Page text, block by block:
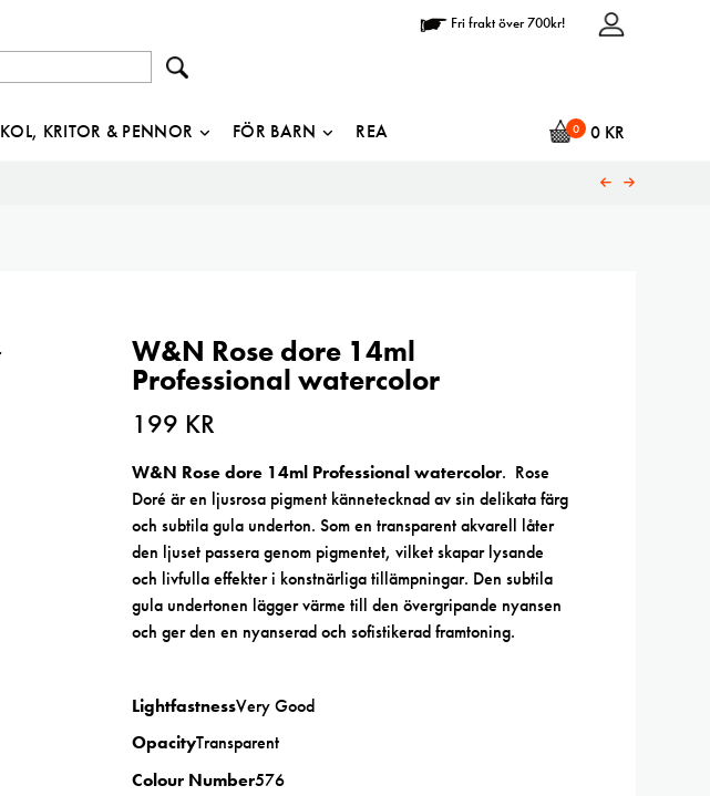
Fri frakt över 700kr!
0 0 KR
KOL, KRITOR & PENNOR FÖR BARN REA
W&N Rose dore 14ml
Professional watercolor
199 KR
W&N Rose dore 14ml Professional watercolor. Rose
Doré är en ljusrosa pigment kännetecknad av sin delikata färg
och subtila gula underton. Som en transparent akvarell låter
den ljuset passera genom pigmentet, vilket skapar lysande
och livfulla effekter i konstnärliga tillämpningar. Den subtila
gula undertonen lägger värme till den övergripande nyansen
och ger den en nyanserad och sofistikerad framtoning.
LightfastnessVery Good
OpacityTransparent
Colour Number576